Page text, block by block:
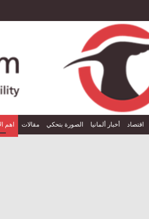
اقتصاد أخبار ألمانيا الصورة بتحكي مقالات اهم